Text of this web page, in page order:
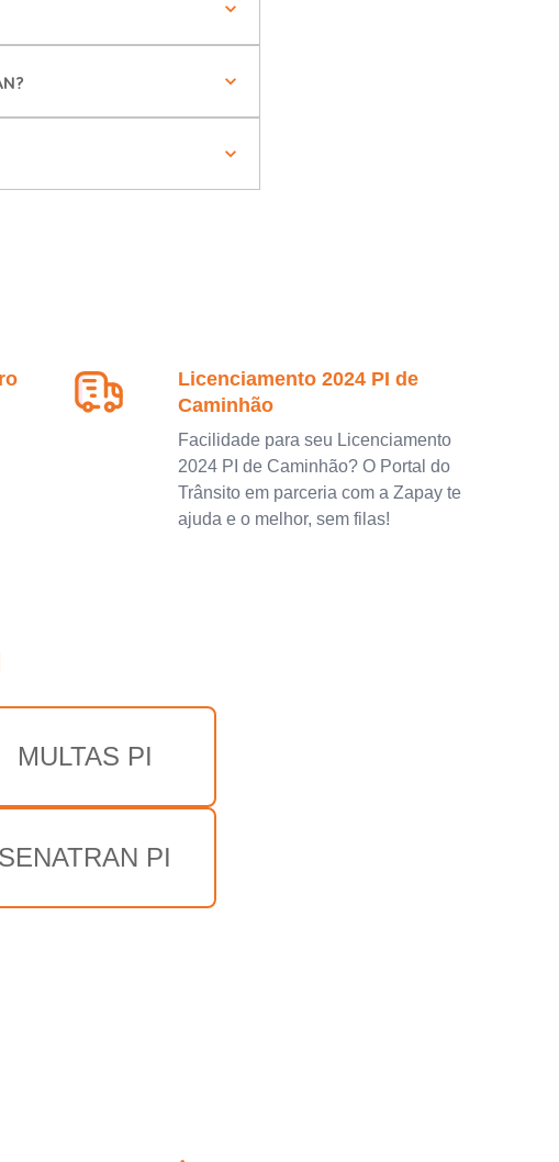
Licenciamento 2024 PI de
Caminhão
Facilidade para seu Licenciamento
2024 PI de Caminhão? O Portal do
Trânsito em parceria com a Zapay te
ajuda e o melhor, sem filas!
MULTAS PI
SENATRAN PI